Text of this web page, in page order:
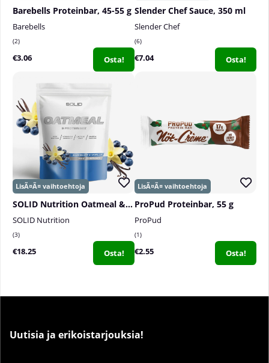
Barebells Proteinbar, 45-55 g
Barebells
2
€3.06 Osta!
Slender Chef Sauce, 350 ml
Slender Chef
6
€7.04 Osta!
SOLID Nutrition Oatmeal & Protein Mix, 750 g
SOLID Nutrition
3
€18.25 Osta!
ProPud Proteinbar, 55 g
ProPud
1
€2.55 Osta!
Uutisia ja erikoistarjouksia!